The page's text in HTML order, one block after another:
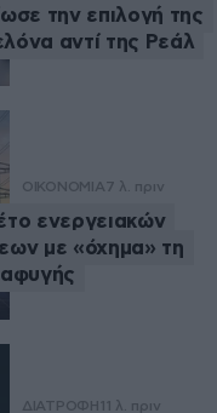
την επιλογή της
αντί της Ρεάλ
ΟΙΚΟΝΟΜΙΑ7 λ. πριν
ενεργειακών
με «όχημα» τη
ΔΙΑΤΡΟΦΗ 11 λ. πριν